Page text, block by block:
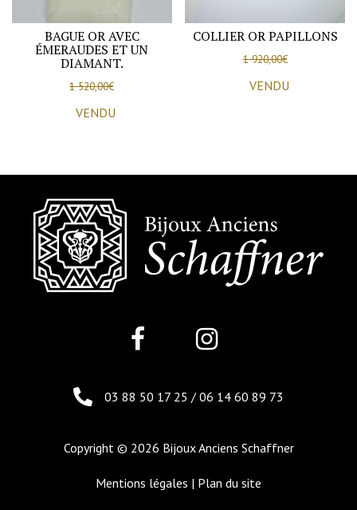
BAGUE OR AVEC
ÉMERAUDES ET UN
DIAMANT.
1 520,00€
VENDU
COLLIER OR PAPILLONS
1 920,00€
VENDU
03 88 50 17 25 / 06 14 60 89 73
Copyright © 2026 Bijoux Anciens Schaffner
Mentions légales | Plan du site